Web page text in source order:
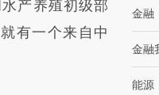
产养殖初级部
有一个来自中
金融
金融
能源